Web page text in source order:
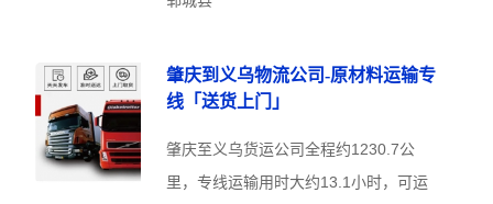
肇庆到义乌物流公司-原材料运输专
线「送货上门」
肇庆至义乌货运公司全程约1230.7公
里，专线运输用时大约13.1小时，可运